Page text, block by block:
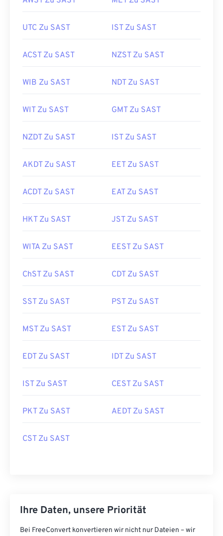
UTC Zu SAST IST Zu SAST
ACST Zu SAST NZST Zu SAST
WIB Zu SAST NDT Zu SAST
WIT Zu SAST GMT Zu SAST
NZDT Zu SAST IST Zu SAST
AKDT Zu SAST EET Zu SAST
ACDT Zu SAST EAT Zu SAST
HKT Zu SAST JST Zu SAST
WITA Zu SAST EEST Zu SAST
ChST Zu SAST CDT Zu SAST
SST Zu SAST PST Zu SAST
MST Zu SAST EST Zu SAST
EDT Zu SAST IDT Zu SAST
IST Zu SAST CEST Zu SAST
PKT Zu SAST AEDT Zu SAST
CST Zu SAST
Ihre Daten, unsere Priorität
Bei FreeConvert konvertieren wir nicht nur Dateien – wir